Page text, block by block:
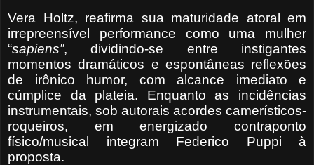
Vera Holtz, reafirma sua maturidade atoral em
irrepreensível performance como uma mulher
“sapiens”, dividindo-se entre instigantes
momentos dramáticos e espontâneas reflexões
de irônico humor, com alcance imediato e
cúmplice da plateia. Enquanto as incidências
instrumentais, sob autorais acordes camerísticos-
roqueiros, em energizado contraponto
físico/musical integram Federico Puppi à
proposta.